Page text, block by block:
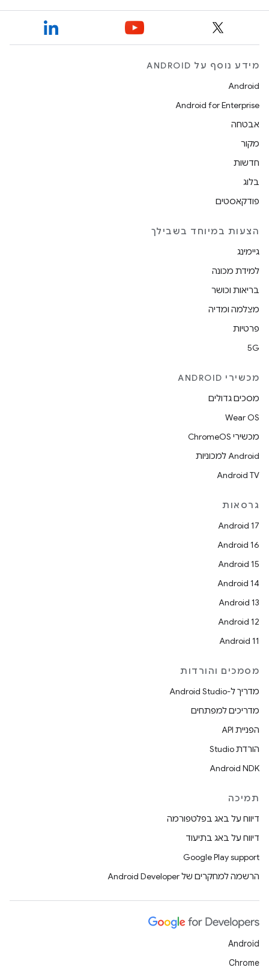
מידע נוסף על ANDROID
Android
Android for Enterprise
אבטחה
מקור
חדשות
בלוג
פודקאסטים
הצעות במיוחד בשבילך
גיימינג
למידת מכונה
בריאות וכושר
מצלמה ומדיה
פרטיות
5G
מכשירי ANDROID
מסכים גדולים
Wear OS
מכשירי ChromeOS
Android למכוניות
Android TV
גרסאות
Android 17
Android 16
Android 15
Android 14
Android 13
Android 12
Android 11
מסמכים והורדות
מדריך ל-Android Studio
מדריכים למפתחים
הפניית API
הורדת Studio
Android NDK
תמיכה
דיווח על באג בפלטפורמה
דיווח על באג בתיעוד
Google Play support
הרשמה למחקרים של Android Developer
Android
Chrome